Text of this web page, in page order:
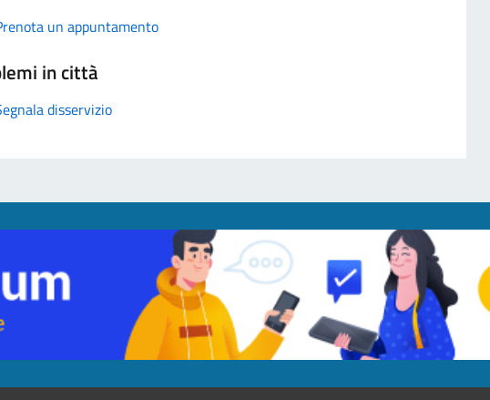
un appuntamento
in città
disservizio